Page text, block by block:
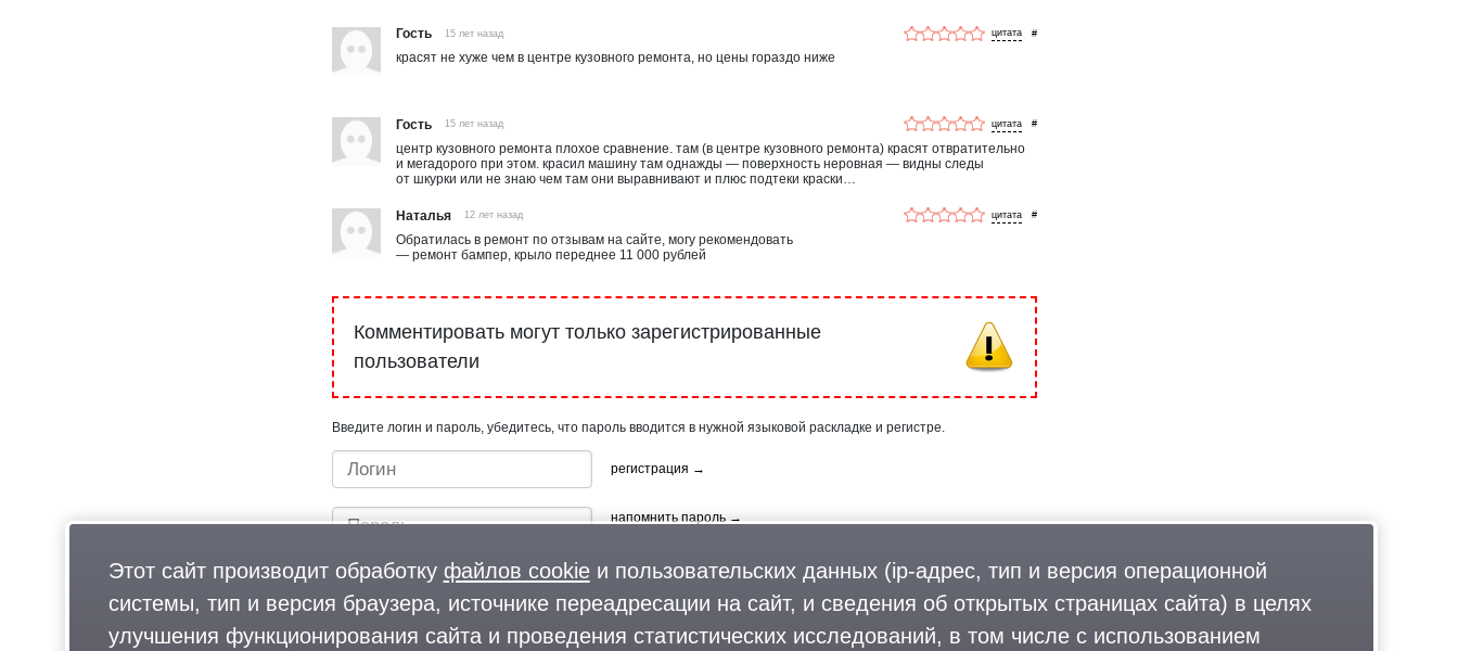
Гость 15 лет назад #
красят не хуже чем в центре кузовного ремонта, но цены гораздо ниже
Гость 15 лет назад #
центр кузовного ремонта плохое сравнение. там (в центре кузовного ремонта) красят отвратительно
и мегадорого при этом. красил машину там однажды — поверхность неровная — видны следы
от шкурки или не знаю чем там они выравнивают и плюс подтеки краски…
Наталья 12 лет назад #
Обратилась в ремонт по отзывам на сайте, могу рекомендовать
— ремонт бампер, крыло переднее 11 000 рублей
Комментировать могут только зарегистрированные
пользователи
Введите логин и пароль, убедитесь, что пароль вводится в нужной языковой раскладке и регистре.
регистрация →
напомнить пароль →
Этот сайт производит обработку файлов cookieи пользовательских данных (ip-адрес, тип и версия операционной
системы, тип и версия браузера, источнике переадресации на сайт, и сведения об открытых страницах сайта) в целях
улучшения функционирования сайта и проведения статистических исследований, в том числе с использованием